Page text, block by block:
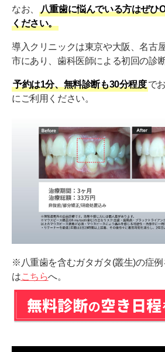
なお、
八重歯に悩んでいる方はぜひ
ください。
導入クリニックは東京や大阪、名古
市にあり、歯科医師による初回の診
予約は1分、無料診断も30分程度で
にご利用ください。
※八重歯を含むガタガタ(叢生)の症
はこちらへ。